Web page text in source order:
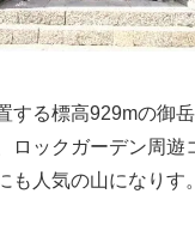
する標高929mの御
ロックガーデン周遊
も人気の山になりす。